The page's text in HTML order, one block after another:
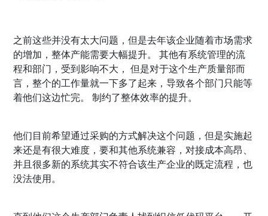
之前这些并没有太大问题，但是去年该企业随着市场需求
的增加，整体产能需要大幅提升。 其他有系统管理的流
程和部门，受到影响不大， 但是对于这个生产质量部而
言，整个的工作量就一下多了起来，导致各个部门只能等
着他们这边忙完。 制约了整体效率的提升。
他们目前希望通过采购的方式解决这个问题，但是实施起
来还是有很大难度，要和其他系统兼容，对接成本高昂、
并且很多新的系统其实不符合该生产企业的既定流程，也
没法使用。